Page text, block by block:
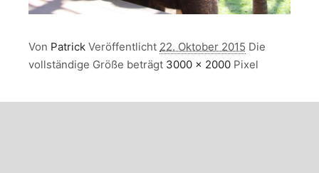
Von Patrick Veröffentlicht 22. Oktober 2015 Die
vollständige Größe beträgt 3000 × 2000 Pixel